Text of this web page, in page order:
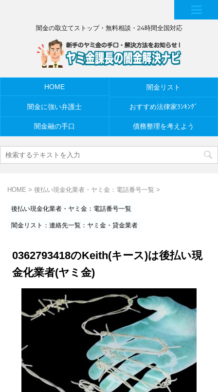
闇金の取立てストップ・無料相談・24時間全国対応
HOME 闇金リスト
闇金に強い弁護士 おすすめ法律家ﾗﾝｷﾝｸﾞ
闇金融の手口 債務整理を考えよう
HOME > 後払い現金化業者・ヤミ金：電話番号一覧 >
後払い現金化業者・ヤミ金：電話番号一覧
闇金リスト：連絡先一覧：ヤミ金・貸金業者
0362793418のKeith(キース)は後払い現
金化業者(ヤミ金)